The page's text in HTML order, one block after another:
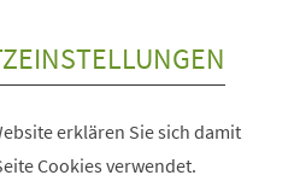
erklären Sie sich damit
Cookies verwendet.